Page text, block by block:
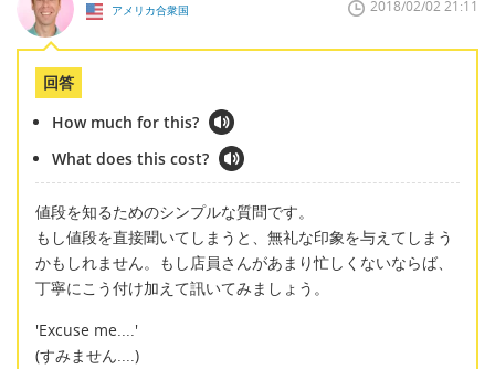
アメリカ合衆国 2018/02/02 21:11
回答
How much for this?
What does this cost?
値段を知るためのシンプルな質問です。
もし値段を直接聞いてしまうと、無礼な印象を与えてしまう
かもしれません。もし店員さんがあまり忙しくないならば、
丁寧にこう付け加えて訊いてみましょう。
'Excuse me....'
(すみません....)